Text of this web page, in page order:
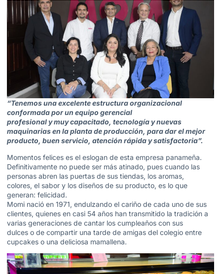
“Tenemos una excelente estructura organizacional
conformada por un equipo gerencial
profesional y muy capacitado, tecnología y nuevas
maquinarias en la planta de producción, para dar el mejor
producto, buen servicio, atención rápida y satisfactoria”.
Momentos felices es el eslogan de esta empresa panameña.
Definitivamente no puede ser más atinado, pues cuando las
personas abren las puertas de sus tiendas, los aromas,
colores, el sabor y los diseños de su producto, es lo que
generan: felicidad.
Momi nació en 1971, endulzando el cariño de cada uno de sus
clientes, quienes en casi 54 años han transmitido la tradición a
varias generaciones de cantar los cumpleaños con sus
dulces o de compartir una tarde de amigas del colegio entre
cupcakes o una deliciosa mamallena.